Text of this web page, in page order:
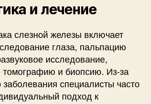
и лечение
слезной железы включает
глаза, пальпацию
исследование,
и биопсию. Из-за
заболевания специалисты часто
подход к